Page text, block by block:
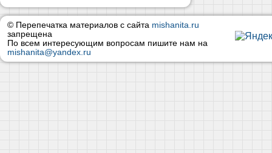
© Перепечатка материалов с сайта mishanita.ru
запрещена
По всем интересующим вопросам пишите нам на
mishanita@yandex.ru